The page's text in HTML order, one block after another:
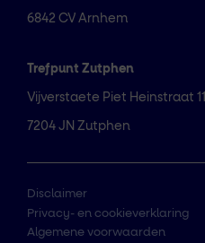
6842 CV Arnhem
Trefpunt Zutphen
Vijverstaete Piet Heinstraat 11
7204 JN Zutphen
Disclaimer
Privacy- en cookieverklaring
Algemene voorwaarden